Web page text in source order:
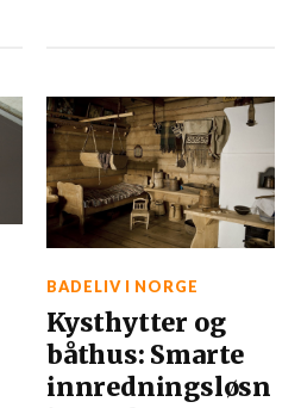
BADELIV I NORGE
Kysthytter og
båthus: Smarte
innredningsløsn